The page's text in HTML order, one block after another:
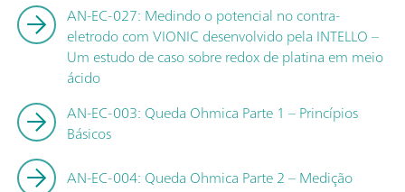
AN-EC-027: Medindo o potencial no contra-
eletrodo com VIONIC desenvolvido pela INTELLO –
Um estudo de caso sobre redox de platina em meio
ácido
AN-EC-003: Queda Ohmica Parte 1 – Princípios
Básicos
AN-EC-004: Queda Ohmica Parte 2 – Medição